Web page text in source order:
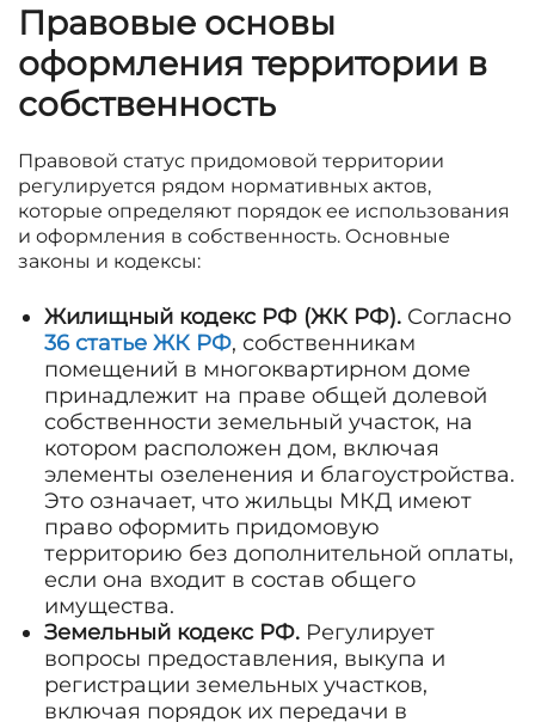
Правовые основы
оформления территории в
собственность
Правовой статус придомовой территории
регулируется рядом нормативных актов,
которые определяют порядок ее использования
и оформления в собственность. Основные
законы и кодексы:
Жилищный кодекс РФ (ЖК РФ). Согласно
36 статье ЖК РФ, собственникам
помещений в многоквартирном доме
принадлежит на праве общей долевой
собственности земельный участок, на
котором расположен дом, включая
элементы озеленения и благоустройства.
Это означает, что жильцы МКД имеют
право оформить придомовую
территорию без дополнительной оплаты,
если она входит в состав общего
имущества.
Земельный кодекс РФ. Регулирует
вопросы предоставления, выкупа и
регистрации земельных участков,
включая порядок их передачи в